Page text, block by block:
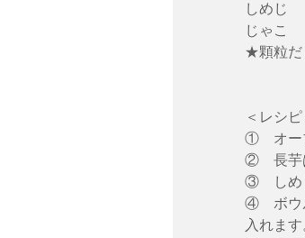
しめじ
じゃこ
★顆粒だ
＜レシピ
①　オー
②　長芋
③　しめ
④　ボウ
入れます